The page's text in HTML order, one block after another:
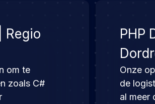
Regio
om te
zoals C#
PHP
Onze
de
al meer